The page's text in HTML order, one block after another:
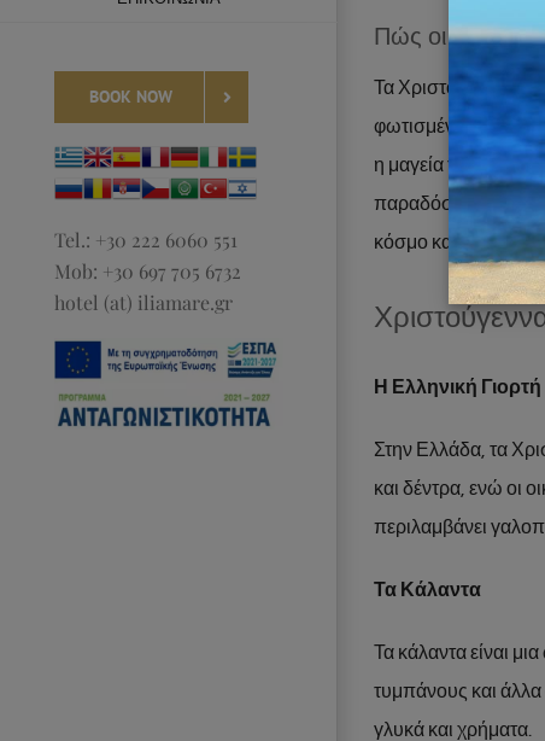
BOOK NOW
Tel.: +30 222 6060 551
Mob: +30 697 705 6732
hotel (at) iliamare.gr
Πώς οι Χώρες
Τα Χριστούγεννα
φωτισμένα δέντρα,
η μαγεία των
παραδόσεις και
κόσμο και ας δούμε
Η Ελληνική Γιορτή
Στην Ελλάδα, τα
και δέντρα, ενώ οι
περιλαμβάνει
Τα Κάλαντα
Τα κάλαντα είναι
τυμπάνους και
γλυκά και χρήματα.